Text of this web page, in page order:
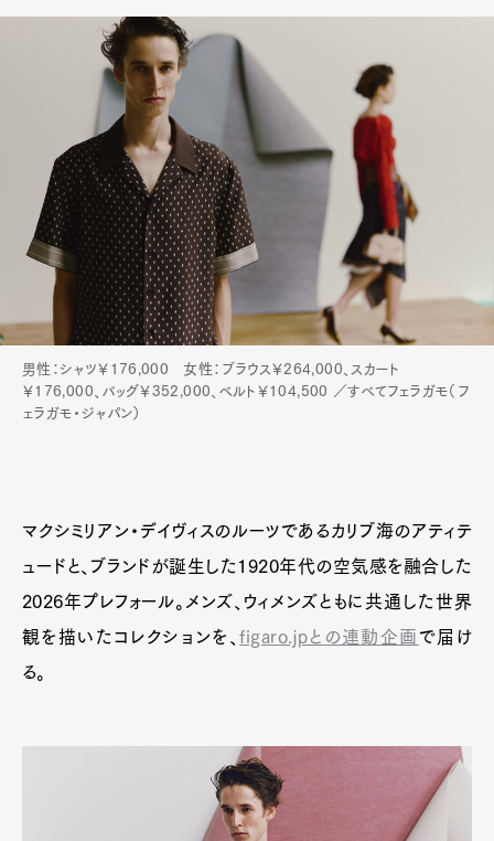
男性：シャツ￥176,000 女性：ブラウス￥264,000、スカート
￥176,000、バッグ￥352,000、ベルト￥104,500 ／すべてフェラガモ（フ
ェラガモ・ジャパン）
マクシミリアン・デイヴィスのルーツであるカリブ海のアティテ
ュードと、ブランドが誕生した1920年代の空気感を融合した
2026年プレフォール。メンズ、ウィメンズともに共通した世界
観を描いたコレクションを、figaro.jpとの連動企画 で届け
る。